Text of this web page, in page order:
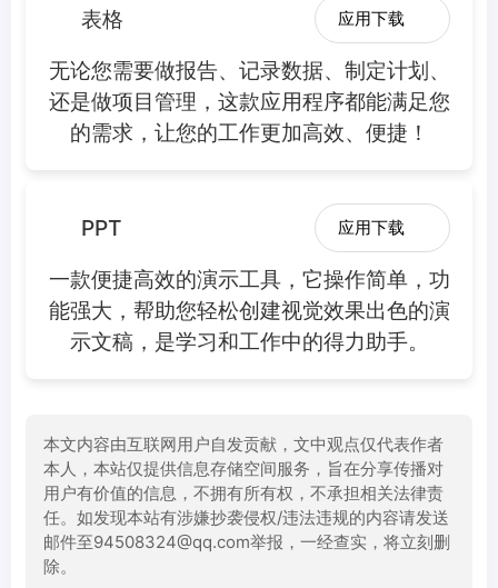
表格 应用下载
无论您需要做报告、记录数据、制定计划、
还是做项目管理，这款应用程序都能满足您
的需求，让您的工作更加高效、便捷！
PPT 应用下载
一款便捷高效的演示工具，它操作简单，功
能强大，帮助您轻松创建视觉效果出色的演
示文稿，是学习和工作中的得力助手。
本文内容由互联网用户自发贡献，文中观点仅代表作者
本人，本站仅提供信息存储空间服务，旨在分享传播对
用户有价值的信息，不拥有所有权，不承担相关法律责
任。如发现本站有涉嫌抄袭侵权/违法违规的内容请发送
邮件至94508324@qq.com举报，一经查实，将立刻删
除。